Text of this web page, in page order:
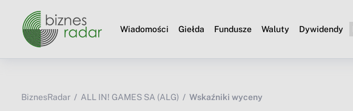
Wiadomości Giełda Fundusze Waluty Dywidendy
BiznesRadar ALL IN! GAMES SA (ALG) Wskaźniki wyceny